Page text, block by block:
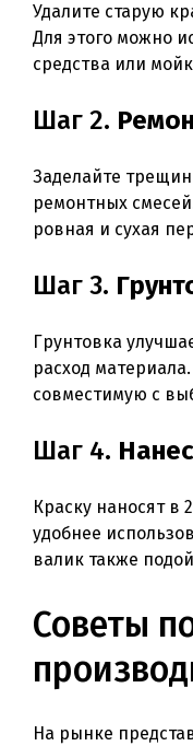
Удалите старую
Для этого можно
средства или
Шаг 2.
Заделайте
ремонтных
ровная и сухая
Шаг 3.
Грунтовка
расход
совместимую с
Шаг 4.
Краску наносят в
удобнее
валик также
Советы
На рынке